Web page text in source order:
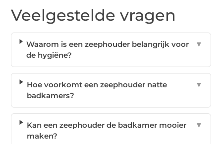
Veelgestelde vragen
Waarom is een zeephouder belangrijk voor
de hygiëne?
▼
Hoe voorkomt een zeephouder natte
badkamers?
▼
Kan een zeephouder de badkamer mooier
maken?
▼